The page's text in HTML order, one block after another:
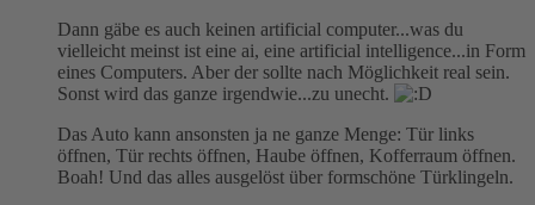
Dann gäbe es auch keinen artificial computer...was du
vielleicht meinst ist eine ai, eine artificial intelligence...in Form
eines Computers. Aber der sollte nach Möglichkeit real sein.
Sonst wird das ganze irgendwie...zu unecht.
Das Auto kann ansonsten ja ne ganze Menge: Tür links
öffnen, Tür rechts öffnen, Haube öffnen, Kofferraum öffnen.
Boah! Und das alles ausgelöst über formschöne Türklingeln.